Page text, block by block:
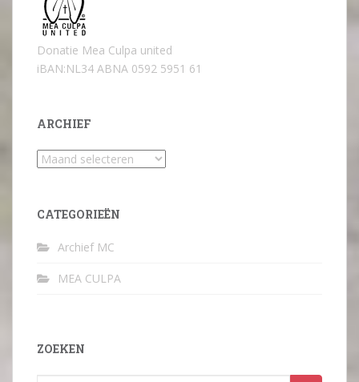
Donatie Mea Culpa united
iBAN:NL34 ABNA 0592 5951 61
ARCHIEF
Archief
CATEGORIEËN
Archief MC
MEA CULPA
ZOEKEN